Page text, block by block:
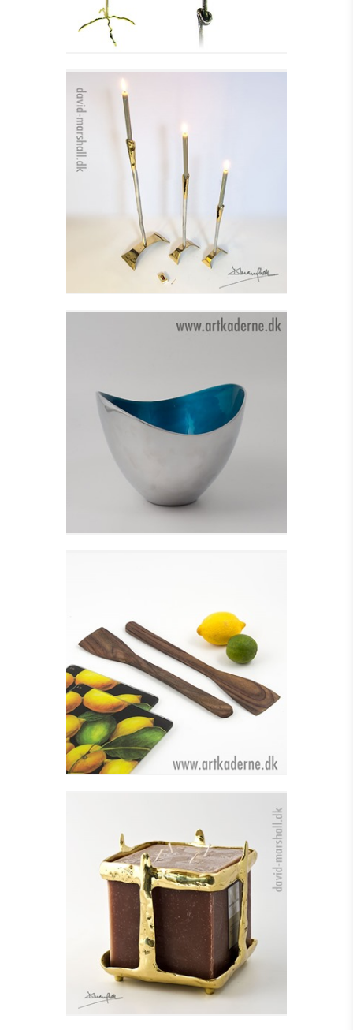
LYSESTAGE MEDIAVAL
CANDELABRA I
Se detajler
ALUMINIUM SKÅL,
TURKIS - HØJ
SPADEFORMET
SALATBESTIK
Se detajler
LYSESTAGE TIL
BLOKLYS - SQUARE
Se detajler